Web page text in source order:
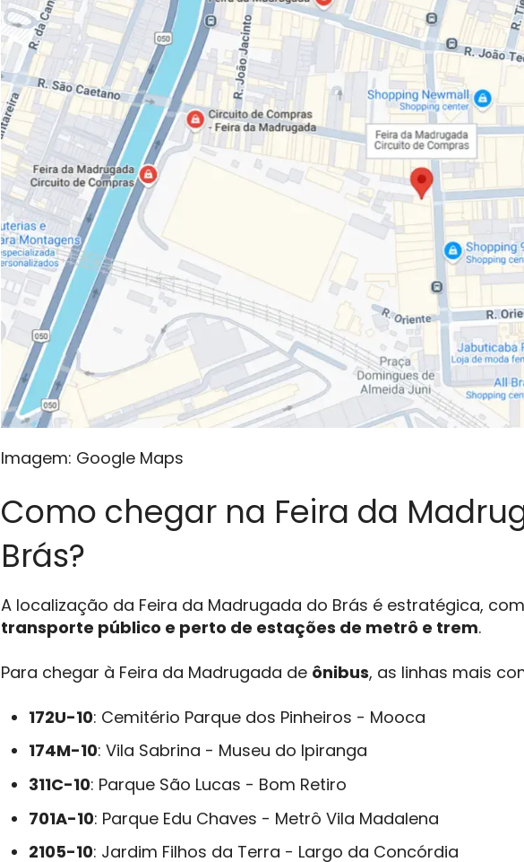
Imagem: Google Maps
Como chegar na Feira da
Brás?
A localização da Feira da Madrugada do Brás é estratégica, com
transporte público e perto de estações de metrô e trem.
Para chegar à Feira da Madrugada de ônibus, as linhas mais
172U-10: Cemitério Parque dos Pinheiros - Mooca
174M-10: Vila Sabrina - Museu do Ipiranga
311C-10: Parque São Lucas - Bom Retiro
701A-10: Parque Edu Chaves - Metrô Vila Madalena
2105-10: Jardim Filhos da Terra - Largo da Concórdia